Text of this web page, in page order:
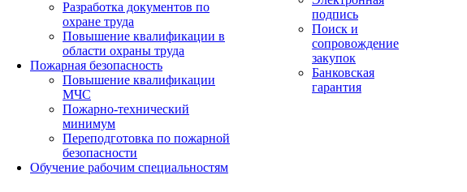
Разработка документов по
охране труда
Повышение квалификации в
области охраны труда
Пожарная безопасность
Повышение квалификации
МЧС
Пожарно-технический
минимум
Переподготовка по пожарной
безопасности
Обучение рабочим специальностям
подпись
Поиск и
сопровождение
закупок
Банковская
гарантия